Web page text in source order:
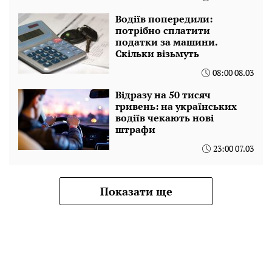
Водіїв попередили:
потрібно сплатити
податки за машини.
Скільки візьмуть
08:00 08.03
Відразу на 50 тисяч
гривень: на українських
водіїв чекають нові
штрафи
23:00 07.03
Показати ще